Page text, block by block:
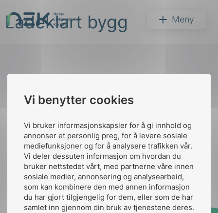
Vi benytter cookies
Vi bruker informasjonskapsler for å gi innhold og
annonser et personlig preg, for å levere sosiale
mediefunksjoner og for å analysere trafikken vår.
Vi deler dessuten informasjon om hvordan du
bruker nettstedet vårt, med partnerne våre innen
sosiale medier, annonsering og analysearbeid,
som kan kombinere den med annen informasjon
du har gjort tilgjengelig for dem, eller som de har
samlet inn gjennom din bruk av tjenestene deres.
til
innhold
NEK Meny
Søk
Ladeklart bygg
Kontakt oss
Ansatte
nek@nek.no
Kontakt
Bruk av Cookies